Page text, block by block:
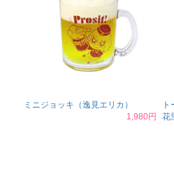
ミニジョッキ（逸見エリカ）
1,980円
花